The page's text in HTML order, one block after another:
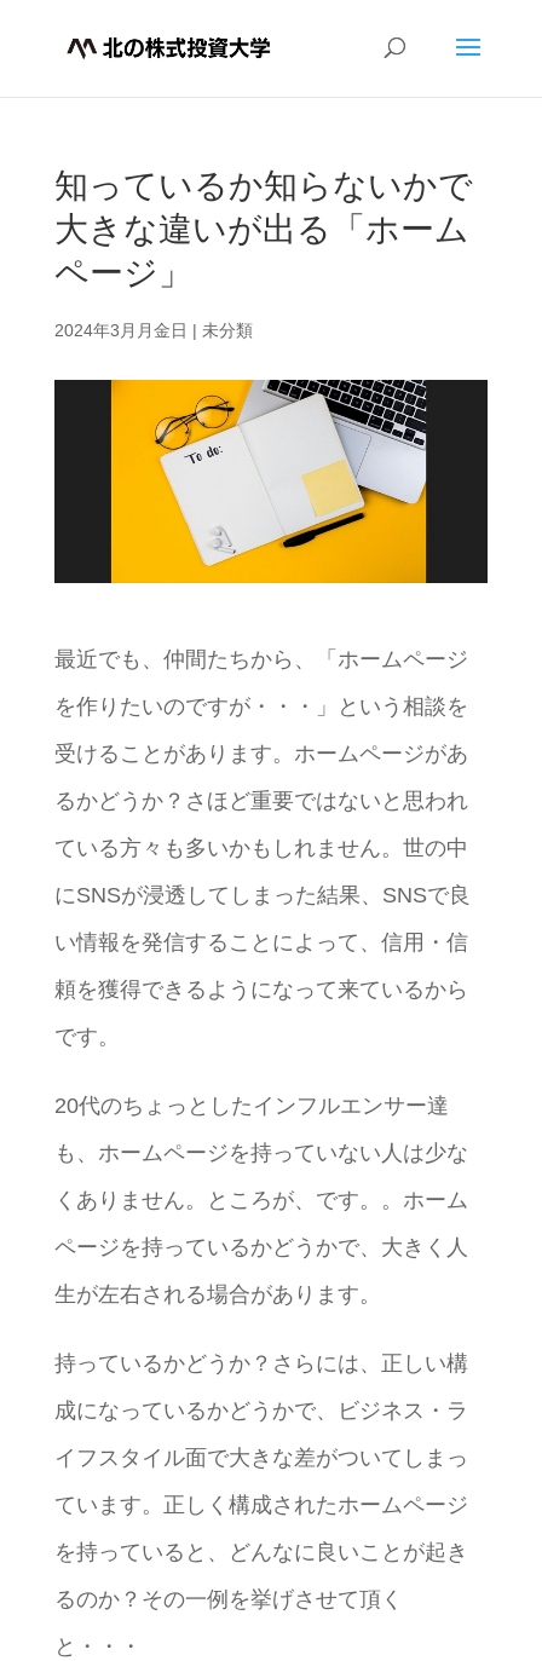
知っているか知らないかで
大きな違いが出る「ホーム
ページ」
2024年3月月金日 | 未分類
最近でも、仲間たちから、「ホームページ
を作りたいのですが・・・」という相談を
受けることがあります。ホームページがあ
るかどうか？さほど重要ではないと思われ
ている方々も多いかもしれません。世の中
にSNSが浸透してしまった結果、SNSで良
い情報を発信することによって、信用・信
頼を獲得できるようになって来ているから
です。
20代のちょっとしたインフルエンサー達
も、ホームページを持っていない人は少な
くありません。ところが、です。。ホーム
ページを持っているかどうかで、大きく人
生が左右される場合があります。
持っているかどうか？さらには、正しい構
成になっているかどうかで、ビジネス・ラ
イフスタイル面で大きな差がついてしまっ
ています。正しく構成されたホームページ
を持っていると、どんなに良いことが起き
るのか？その一例を挙げさせて頂く
と・・・